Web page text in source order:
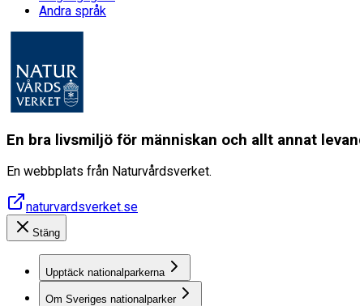
Andra språk
En bra livsmiljö för människan och allt annat
En webbplats från Naturvårdsverket.
naturvardsverket.se
Stäng
Upptäck nationalparkerna
Om Sveriges nationalparker